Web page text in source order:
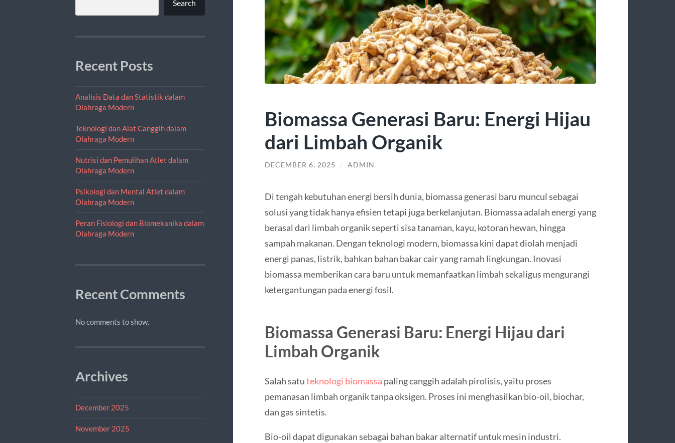
Search
Recent Posts
Analisis Data dan Statistik dalam
Olahraga Modern
Teknologi dan Alat Canggih dalam
Olahraga Modern
Nutrisi dan Pemulihan Atlet dalam
Olahraga Modern
Psikologi dan Mental Atlet dalam
Olahraga Modern
Peran Fisiologi dan Biomekanika dalam
Olahraga Modern
Recent Comments
No comments to show.
Archives
December 2025
November 2025
Biomassa Generasi Baru: Energi Hijau
dari Limbah Organik
DECEMBER 6, 2025 / ADMIN
Di tengah kebutuhan energi bersih dunia, biomassa generasi baru muncul sebagai
solusi yang tidak hanya efisien tetapi juga berkelanjutan. Biomassa adalah energi yang
berasal dari limbah organik seperti sisa tanaman, kayu, kotoran hewan, hingga
sampah makanan. Dengan teknologi modern, biomassa kini dapat diolah menjadi
energi panas, listrik, bahkan bahan bakar cair yang ramah lingkungan. Inovasi
biomassa memberikan cara baru untuk memanfaatkan limbah sekaligus mengurangi
ketergantungan pada energi fosil.
Biomassa Generasi Baru: Energi Hijau dari
Limbah Organik
Salah satuteknologi biomassa paling canggih adalah pirolisis, yaitu proses
pemanasan limbah organik tanpa oksigen. Proses ini menghasilkan bio-oil, biochar,
dan gas sintetis.
Bio-oil dapat digunakan sebagai bahan bakar alternatif untuk mesin industri.